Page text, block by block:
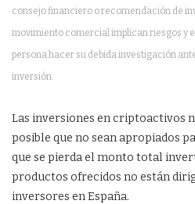
consejo financiero o recomendación de
movimiento comercial implican riesgos y
persona hacer su debida investigación
inversión.
Las inversiones en criptoactivos
posible que no sean apropiados
que se pierda el monto total
productos ofrecidos no están
inversores en España.